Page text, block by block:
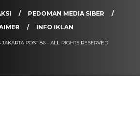
PEDOMAN MEDIA SIBER
INFO IKLAN
POST 86 - ALL RIGHTS RESERVED